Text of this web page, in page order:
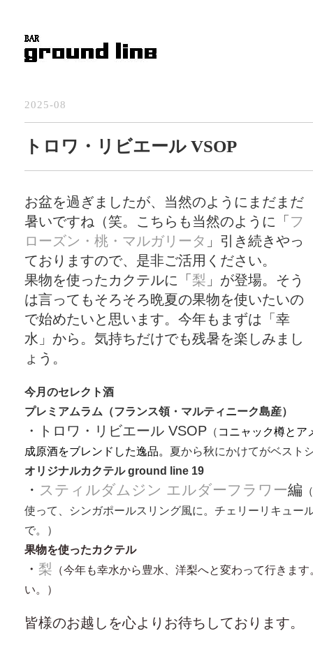
2025-08
トロワ・リビエール VSOP
お盆を過ぎましたが、当然のようにまだまだ
暑いですね（笑。こちらも当然のように「 フ
ローズン・桃・マルガリータ 」引き続きやっ
ておりますので、是非ご活用ください。
果物を使ったカクテルに「 梨 」が登場。そう
は言ってもそろそろ晩夏の果物を使いたいの
で始めたいと思います。今年もまずは「幸
水」から。気持ちだけでも残暑を楽しみまし
ょう。
今月のセレクト酒
プレミアムラム（フランス領・マルティニーク島産）
・トロワ・リビエール VSOP （ コニャック樽とア
成原酒をブレンドした逸品。 夏から秋にかけてがベスト
オリジナルカクテル ground line 19
・ スティルダムジン エルダーフラワー編
使って、シンガポールスリング風に。チェリーリキュー
で。）
果物を使ったカクテル
・ 梨 （今年も幸水から豊水、洋梨へと変わって行きま
い。）
皆様のお越しを心よりお待ちしております。